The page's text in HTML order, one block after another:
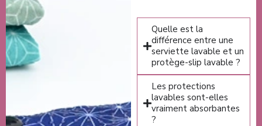
Quelle est la
différence entre une
serviette lavable et un
protège-slip lavable ?
Les protections
lavables sont-elles
vraiment absorbantes
?